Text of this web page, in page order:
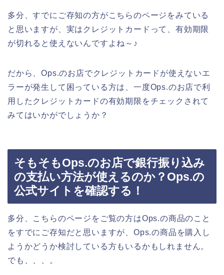
多分、すでにご存知の方がこちらのページをみている
と思いますが、実はクレジットカードって、有効期限
が切れると使えないんですよね～♪
だから、Ops.のお店でクレジットカードが使えないエ
ラーが発生して困っている方は、一度Ops.のお店で利
用したクレジットカードの有効期限をチェックされて
みてはいかがでしょうか？
そもそもOps.のお店で銀行振り込み
の支払い方法が使えるのか？Ops.の
公式サイトを確認する！
多分、こちらのページをご覧の方はOps.の商品のこと
をすでにご存知だと思いますが、Ops.の商品を購入し
ようかどうか検討している方もいるかもしれません。
でも、、、。